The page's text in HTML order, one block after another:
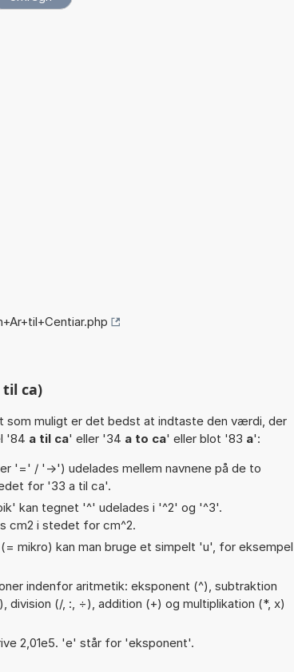
ca)
som muligt er det bedst at indtaste den værdi, der
'84 a til ca' eller '34 a to ca' eller blot '83 a':
'=' / '->') udelades mellem navnene på de to
for '33 a til ca'.
kan tegnet '^' udelades i '^2' og '^3'.
cm2 i stedet for cm^2.
mikro) kan man bruge et simpelt 'u', for eksempel
indenfor aritmetik: eksponent (^), subtraktion
division (/, :, ÷), addition (+) og multiplikation (*, x)
2,01e5. 'e' står for 'eksponent'.